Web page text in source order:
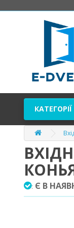
КАТЕГОРІЇ
: Є В